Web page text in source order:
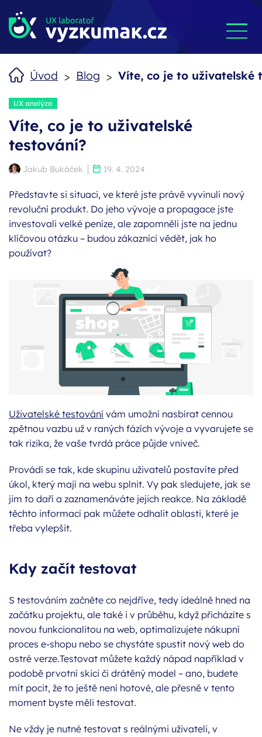
Úvod > Blog > Víte, co je to uživatelské
Víte, co je to uživatelské
testování?
Autor:Jakub Bukáček
Štítky:
UX analýza
Publikováno:
19. 4. 2024
Představte si situaci, ve které jste právě vyvinuli nový
revoluční produkt. Do jeho vývoje a propagace jste
investovali velké peníze, ale zapomněli jste na jednu
klíčovou otázku – budou zákazníci vědět, jak ho
používat?
Uživatelské testování vám umožní nasbírat cennou
zpětnou vazbu už v raných fázích vývoje a vyvarujete se
tak rizika, že vaše tvrdá práce půjde vniveč.
Provádí se tak, kde skupinu uživatelů postavíte před
úkol, který mají na webu splnit. Vy pak sledujete, jak se
jim to daří a zaznamenáváte jejich reakce. Na základě
těchto informací pak můžete odhalit oblasti, které je
třeba vylepšit.
Kdy začít testovat
S testováním začněte co nejdříve, tedy ideálně hned na
začátku projektu, ale také i v průběhu, když přicházíte s
novou funkcionalitou na web, optimalizujete nákupní
proces e-shopu nebo se chystáte spustit nový web do
ostré verze.Testovat můžete každý nápad například v
podobě prvotní skici či drátěný model – ano, budete
mít pocit, že to ještě není hotové, ale přesně v tento
moment byste měli testovat.
Ne vždy je nutné testovat s reálnými uživateli, v